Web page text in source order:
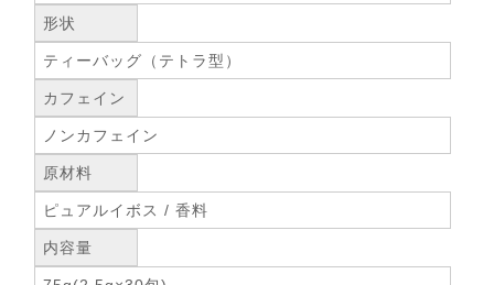
形状
ティーバッグ（テトラ型）
カフェイン
ノンカフェイン
原材料
ピュアルイボス / 香料
内容量